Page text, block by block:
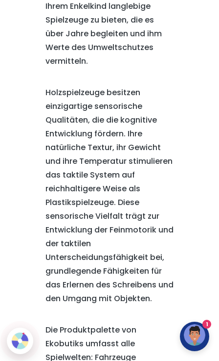
Ihrem Enkelkind langlebige
Spielzeuge zu bieten, die es
über Jahre begleiten und ihm
Werte des Umweltschutzes
vermitteln.
Holzspielzeuge besitzen
einzigartige sensorische
Qualitäten, die die kognitive
Entwicklung fördern. Ihre
natürliche Textur, ihr Gewicht
und ihre Temperatur stimulieren
das taktile System auf
reichhaltigere Weise als
Plastikspielzeuge. Diese
sensorische Vielfalt trägt zur
Entwicklung der Feinmotorik und
der taktilen
Unterscheidungsfähigkeit bei,
grundlegende Fähigkeiten für
das Erlernen des Schreibens und
den Umgang mit Objekten.
Die Produktpalette von
Ekobutiks umfasst alle
Spielwelten: Fahrzeuge
1